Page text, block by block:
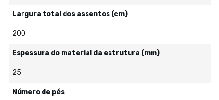
Largura total dos assentos (cm)
200
Espessura do material da estrutura (mm)
25
Número de pés